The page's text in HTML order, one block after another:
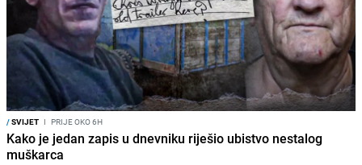
/SVIJET I PRIJE OKO 6H
Kako je jedan zapis u dnevniku riješio ubistvo nestalog
muškarca